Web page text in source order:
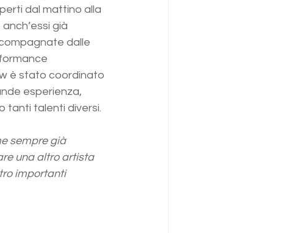
dal mattino alla
già
dalle
è stato coordinato
esperienza,
tanti talenti diversi.
sempre già
una altro artista
importanti